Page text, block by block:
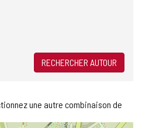
RECHERCHER AUTOUR
une autre combinaison de